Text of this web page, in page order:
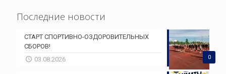
Последние новости
0
СТАРТ СПОРТИВНО-ОЗДОРОВИТЕЛЬНЫХ
СБОРОВ!
03.08.2026